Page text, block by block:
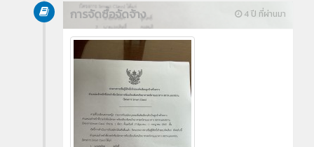
4 ปี ที่ผ่านมา
การจัดซื้อจัดจ้าง